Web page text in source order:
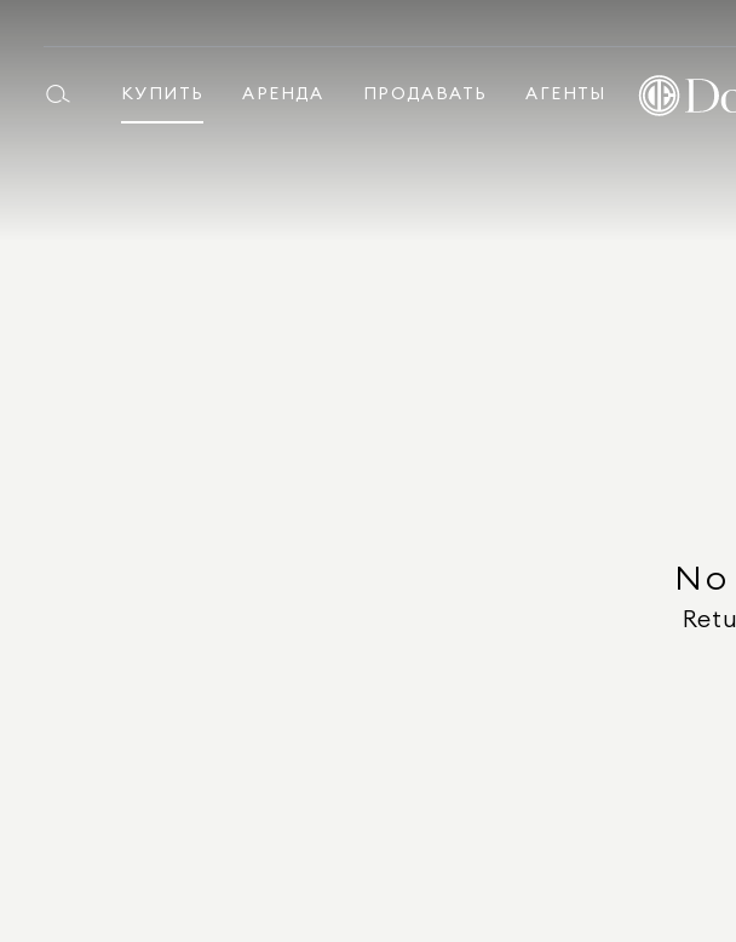
КУПИТЬ АРЕНДА ПРОДАВАТЬ АГЕНТЫ